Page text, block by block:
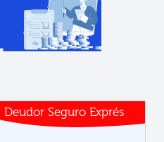
Deudor Seguro Exprés